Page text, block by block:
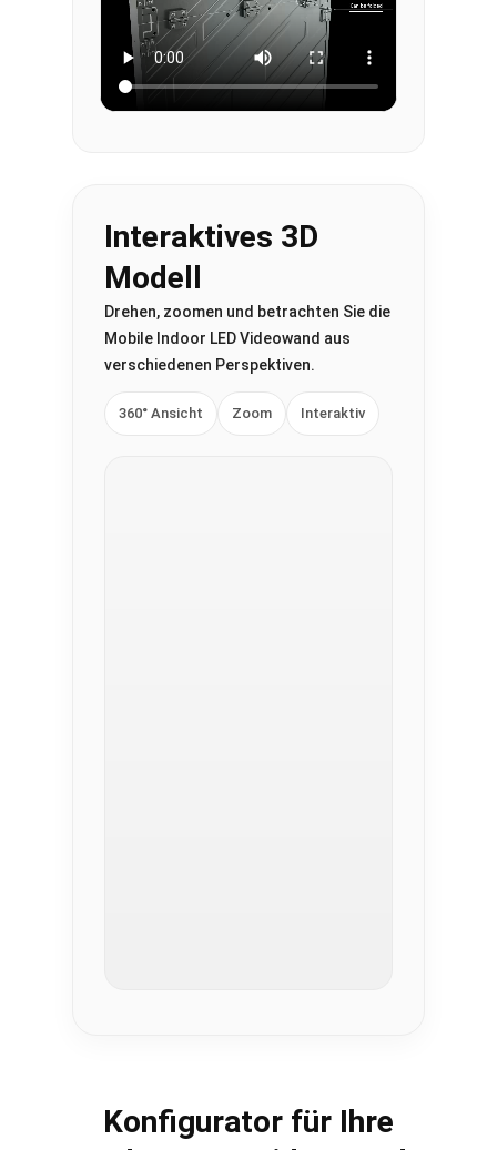
Interaktives 3D
Modell
Drehen, zoomen und betrachten Sie die
Mobile Indoor LED Videowand aus
verschiedenen Perspektiven.
360° Ansicht Zoom Interaktiv
Konfigurator für Ihre